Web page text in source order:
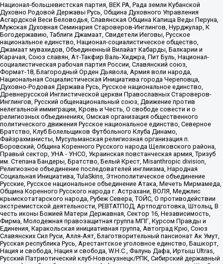
Национал-большевистская партия, ВЕК РА, Рада земли Кубанской
Духовно Родовой Державы Русь, Община Духовного Управления
Асгардской Веси Беловодья, Славянская Община Капища Веды Перуна,
Мужская Духовная Семинария Староверов-Инглингов, Нурджулар, К
Богодержавию, Таблиги Джамаат, Свидетели Иеговы, Русское
национальное единство, Национал-социалистическое общество,
Джамаат мувахидов, Объединенный Вилайат Кабарды, Балкарии и
Карачая, Союз славян, Ат-Такфир Валь-Хиджра, Пит Буль, Национал-
социалистическая рабочая партия России, Славянский союз,
Формат-18, Благородный Орден Дьявола, Армия воли народа,
Национальная Социалистическая Инициатива города Череповца,
Духовно-Родовая Держава Русь, Русское национальное единство,
Древнерусской Инглистической церкви Православных Староверов-
Инглингов, Русский общенациональный союз, Движение против
нелегальной иммиграции, Кровь и Честь, О свободе совести и о
религиозных объединениях, Омская организация общественного
политического движения Русское национальное единство, Северное
Братство, Клуб Болельщиков Футбольного Клуба Динамо,
Файзрахманисты, Мусульманская религиозная организация п.
Боровский, Община Коренного Русского народа Щелковского района,
Правый сектор, УНА - УНСО, Украинская повстанческая армия, Тризуб
им. Степана Бандеры, Братство, Белый Крест, Misanthropic division,
Религиозное объединение последователей инглиизма, Народная
Социальная Инициатива, TulaSkins, Этнополитическое объединение
Русские, Русское национальное объединение Атака, Мечеть Мирмамеда,
Община Коренного Русского народа г. Астрахани, ВОЛЯ, Меджлис
крымскотатарского народа, Рубеж Севера, ТОЙС, О противодействии
экстремистской деятельности, РЕВТАТПОД, Артподготовка, Штольц, В
честь иконы Божией Матери Державная, Сектор 16, Независимость,
Фирма, Молодежная правозащитная группа МПГ, Курсом Правды и
Единения, Каракольская инициативная группа, Автоград Крю, Союз
Славянских Сил Руси, Алля-Аят, Благотворительный пансионат Ак Умут,
Русская республика Русь, Арестантское уголовное единство, Башкорт,
Нация и свобода, Нация и свобода, W.H.С., Фалунь Дафа, Иртыш Ultras,
Русский Патриотический клуб-Новокузнецк/РПК, Сибирский державный